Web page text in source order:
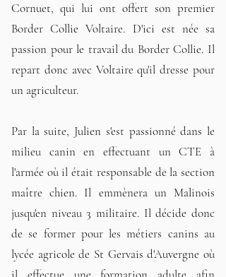
Cornuet, qui lui ont offert son premier
Border Collie Voltaire. D'ici est née sa
passion pour le travail du Border Collie. Il
repart donc avec Voltaire qu'il dresse pour
un agriculteur.
Par la suite, Julien s'est passionné dans le
milieu canin en effectuant un CTE à
l'armée où il était responsable de la section
maître chien. Il emmènera un Malinois
jusqu'en niveau 3 militaire. Il décide donc
de se former pour les métiers canins au
lycée agricole de St Gervais d'Auvergne où